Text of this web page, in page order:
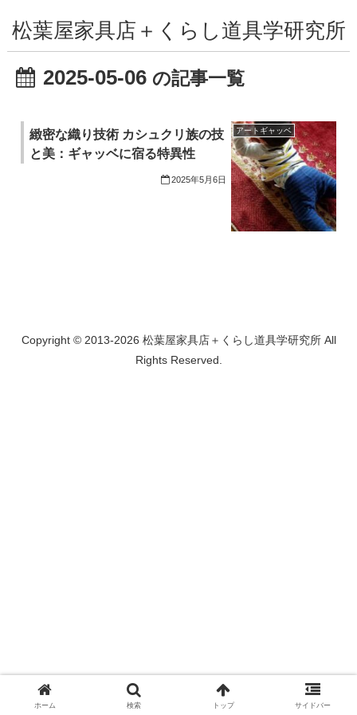
松葉屋家具店＋くらし道具学研究所
2025-05-06 の記事一覧
アートギャッベ
緻密な織り技術 カシュクリ族の技
と美：ギャッベに宿る特異性
2025年5月6日
Copyright © 2013-2026 松葉屋家具店＋くらし道具学研究所 All
Rights Reserved.
ホーム 検索 トップ サイドバー